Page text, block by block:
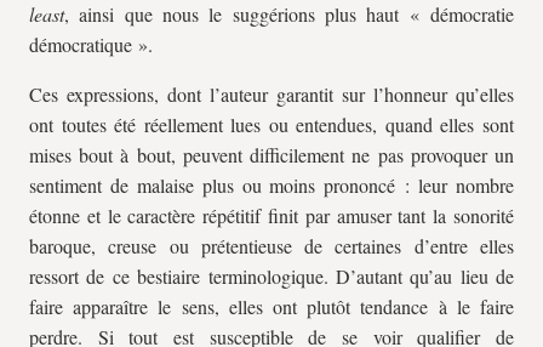
least, ainsi que nous le suggérions plus haut « démocratie
démocratique ».
Ces expressions, dont l’auteur garantit sur l’honneur qu’elles
ont toutes été réellement lues ou entendues, quand elles sont
mises bout à bout, peuvent difficilement ne pas provoquer un
sentiment de malaise plus ou moins prononcé : leur nombre
étonne et le caractère répétitif finit par amuser tant la sonorité
baroque, creuse ou prétentieuse de certaines d’entre elles
ressort de ce bestiaire terminologique. D’autant qu’au lieu de
faire apparaître le sens, elles ont plutôt tendance à le faire
perdre. Si tout est susceptible de se voir qualifier de